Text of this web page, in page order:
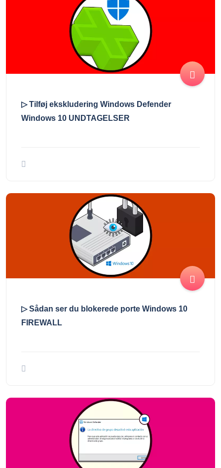
▷ Tilføj ekskludering Windows Defender
Windows 10 UNDTAGELSER
▷ Sådan ser du blokerede porte Windows 10
FIREWALL